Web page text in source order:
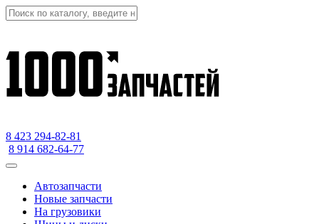
8 423 294-82-81
8 914 682-64-77
Автозапчасти
Новые запчасти
На грузовики